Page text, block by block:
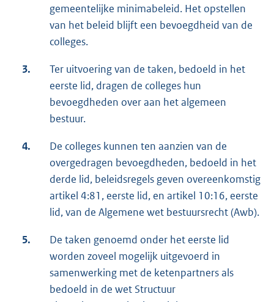
gemeentelijke minimabeleid. Het opstellen
van het beleid blijft een bevoegdheid van de
colleges.
3.
Ter uitvoering van de taken, bedoeld in het
eerste lid, dragen de colleges hun
bevoegdheden over aan het algemeen
bestuur.
4.
De colleges kunnen ten aanzien van de
overgedragen bevoegdheden, bedoeld in het
derde lid, beleidsregels geven overeenkomstig
artikel 4:81, eerste lid, en artikel 10:16, eerste
lid, van de Algemene wet bestuursrecht (Awb).
5.
De taken genoemd onder het eerste lid
worden zoveel mogelijk uitgevoerd in
samenwerking met de ketenpartners als
bedoeld in de wet Structuur